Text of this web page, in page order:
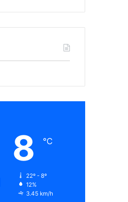
8 ℃
22º - 8º
12%
3.45 km/h